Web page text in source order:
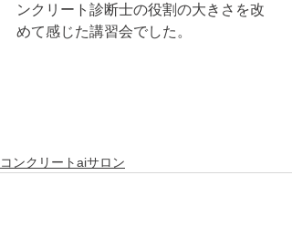
ンクリート診断士の役割の大きさを改
めて感じた講習会でした。
コンクリートaiサロン